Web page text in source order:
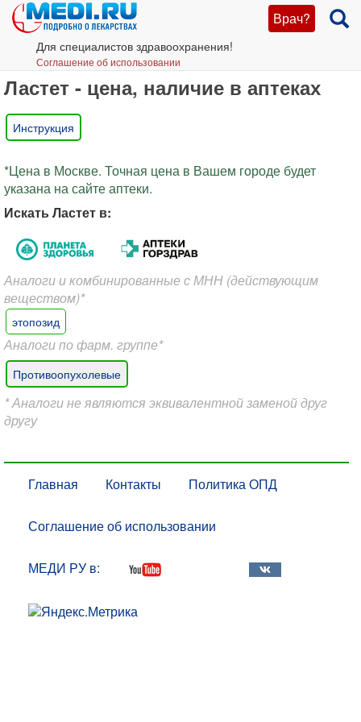
Врач?
Для специалистов здравоохранения!
Соглашение об использовании
Ластет - цена, наличие в аптеках
Инструкция
*Цена в Москве. Точная цена в Вашем городе будет
указана на сайте аптеки.
Искать Ластет в:
Аналоги и комбинированные с МНН (действующим
веществом)*
этопозид
Аналоги по фарм. группе*
Противоопухолевые
* Аналоги не являются эквивалентной заменой друг
другу
Главная Контакты Политика ОПД
Соглашение об использовании
МЕДИ РУ в: